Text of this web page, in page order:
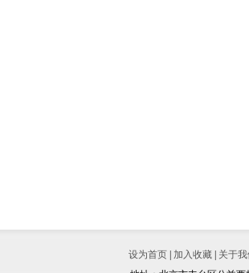
设为首页 加入收藏
关于